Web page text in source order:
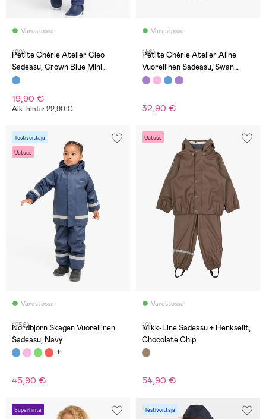
Varastossa
(20)
Petite Chérie Atelier Cleo
Sadeasu, Crown Blue Mini
Hearts
19,90 €
Aik. hinta: 22,90 €
Varastossa
(46)
Petite Chérie Atelier Aline
Vuorellinen Sadeasu, Swan
Mellow Rose
32,90 €
Testivoittaja
Uutuus
Varastossa
(256)
Nordbjörn Skagen Vuorellinen
Sadeasu, Navy
45,90 €
Uutuus
Varastossa
(0)
Mikk-Line Sadeasu + Henkselit,
Chocolate Chip
54,90 €
Superhinta Testivoittaja